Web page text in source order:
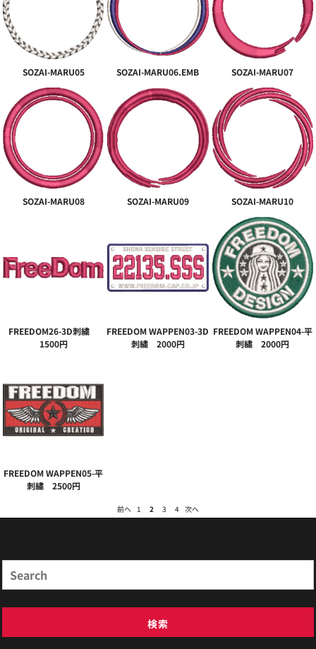
SOZAI-MARU05 SOZAI-MARU06.EMB SOZAI-MARU07
SOZAI-MARU08 SOZAI-MARU09 SOZAI-MARU10
FREEDOM26-3D刺繍
1500円
FREEDOM WAPPEN03-3D
刺繍 2000円
FREEDOM WAPPEN04-平
刺繍 2000円
FREEDOM WAPPEN05-平
刺繍 2500円
前へ 1 2 3 4 次へ
検索